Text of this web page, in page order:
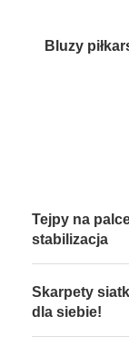
Bluzy
Tejpy na
stabilizacja
Skarpety
dla siebie!